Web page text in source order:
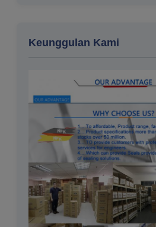
Keunggulan Kami